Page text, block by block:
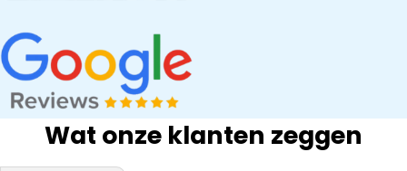
Wat onze klanten zeggen
bedrijf na onze